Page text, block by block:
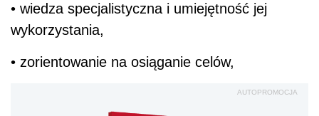
• wiedza specjalistyczna i umiejętność jej
wykorzystania,
• zorientowanie na osiąganie celów,
AUTOPROMOCJA